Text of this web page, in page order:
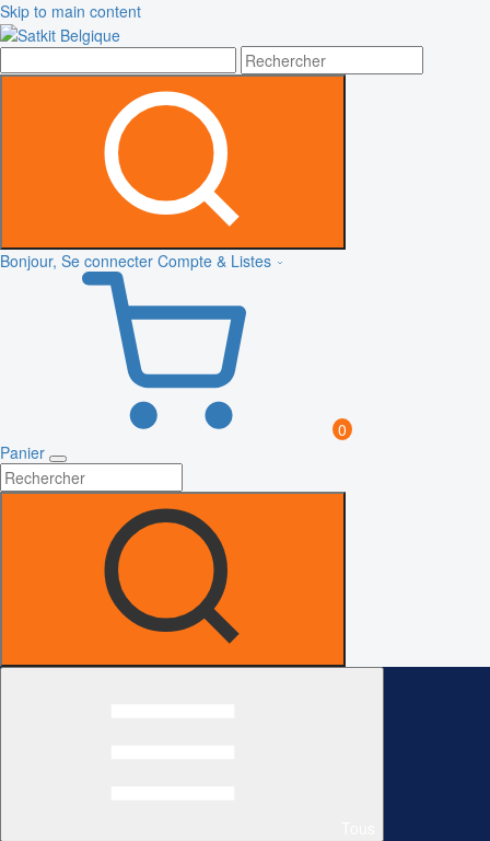
Skip to main content
Bonjour, Se connecter Compte & Listes
0
Panier